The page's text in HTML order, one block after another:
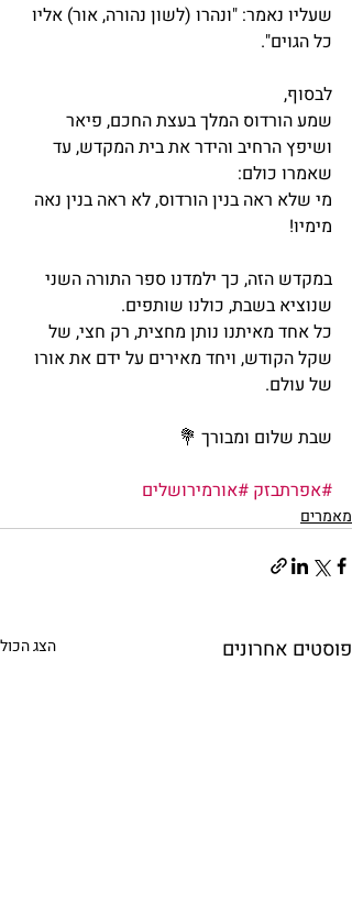
שעליו נאמר: "ונהרו (לשון נהורה, אור) אליו
כל הגוים".
לבסוף,
שמע הורדוס המלך בעצת החכם, פיאר
ושיפץ הרחיב והידר את בית המקדש, עד
שאמרו כולם:
מי שלא ראה בנין הורדוס, לא ראה בנין נאה
מימיו!
במקדש הזה, כך ילמדנו ספר התורה השני
שנוציא בשבת, כולנו שותפים.
כל אחד מאיתנו נותן מחצית, רק חצי, של
שקל הקודש, ויחד מאירים על ידם את אורו
של עולם.
שבת שלום ומבורך 💐
#אפרתבזק #אורמירושלים
מאמרים
פוסטים אחרונים הצג הכול